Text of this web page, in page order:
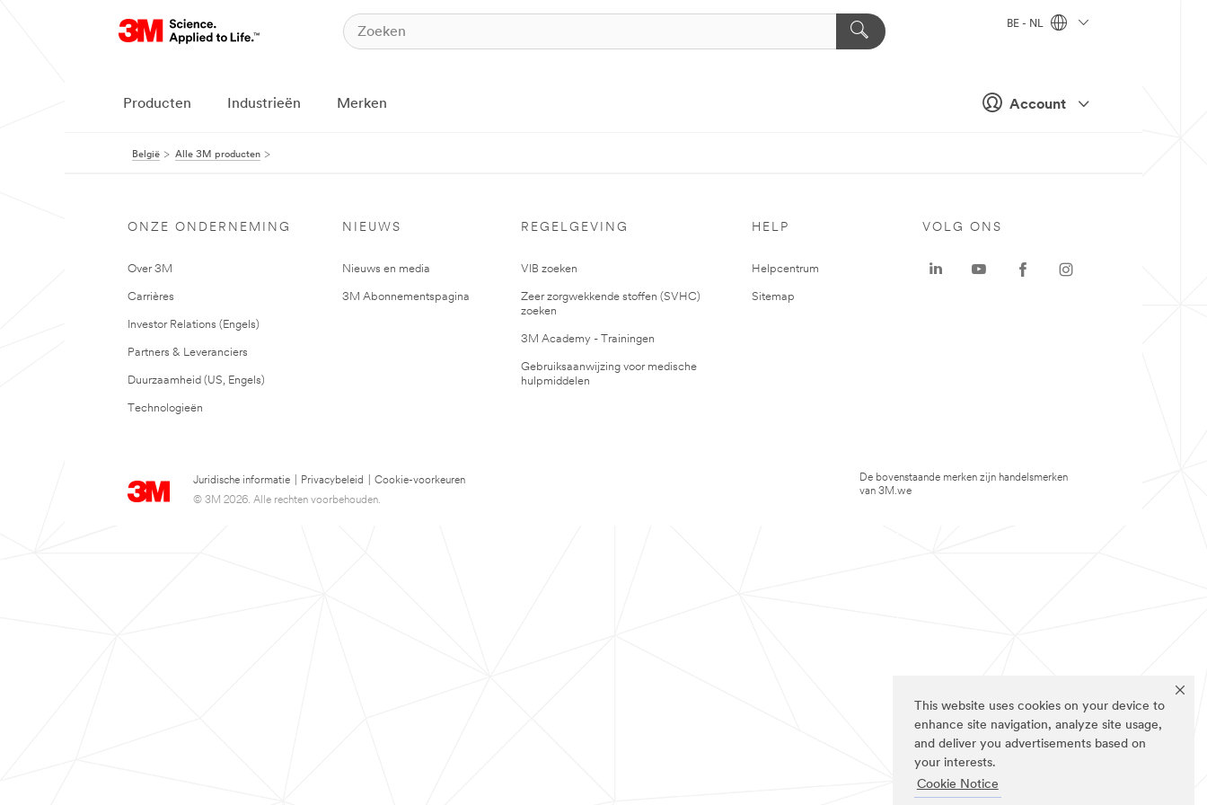
This website uses cookies on your device to
enhance site navigation, analyze site usage,
and deliver you advertisements based on
your interests.
Cookie Notice
Account
BE - NL
Producten Industrieën Merken
België Alle 3M producten
ONZE ONDERNEMING
Over 3M
Carrières
Investor Relations (Engels)
Partners & Leveranciers
Duurzaamheid (US, Engels)
Technologieën
NIEUWS
Nieuws en media
3M Abonnementspagina
REGELGEVING
VIB zoeken
Zeer zorgwekkende stoffen (SVHC)
zoeken
3M Academy - Trainingen
Gebruiksaanwijzing voor medische
hulpmiddelen
HELP
Helpcentrum
Sitemap
Juridische informatie Privacybeleid
Cookie-voorkeuren
© 3M 2026. Alle rechten voorbehouden.
VOLG ONS
De bovenstaande merken zijn handelsmerken
van 3M.we